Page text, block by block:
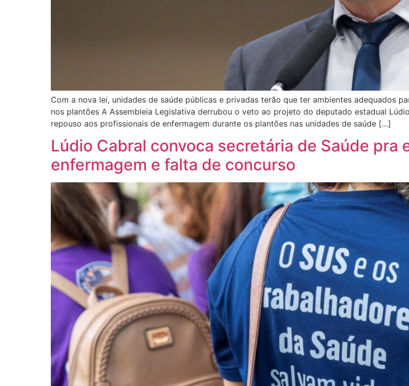
Com a nova lei, unidades de saúde públicas e privadas terão que ter ambientes adequados
nos plantões A Assembleia Legislativa derrubou o veto ao projeto do deputado estadual
repouso aos profissionais de enfermagem durante os plantões nas unidades de saúde […]
Lúdio Cabral convoca secretária de Saúde
enfermagem e falta de concurso